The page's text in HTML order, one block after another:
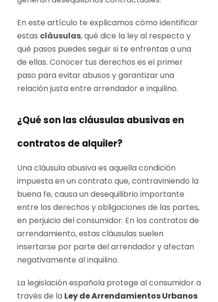
En este artículo te explicamos cómo identificar
estas cláusulas, qué dice la ley al respecto y
qué pasos puedes seguir si te enfrentas a una
de ellas. Conocer tus derechos es el primer
paso para evitar abusos y garantizar una
relación justa entre arrendador e inquilino.
¿Qué son las cláusulas abusivas en
contratos de alquiler?
Una cláusula abusiva es aquella condición
impuesta en un contrato que, contraviniendo la
buena fe, causa un desequilibrio importante
entre los derechos y obligaciones de las partes,
en perjuicio del consumidor. En los contratos de
arrendamiento, estas cláusulas suelen
insertarse por parte del arrendador y afectan
negativamente al inquilino.
La legislación española protege al consumidor a
través de la Ley de Arrendamientos Urbanos